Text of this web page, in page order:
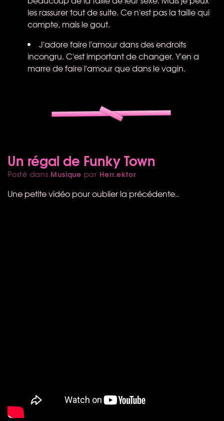
les rassurer tout de suite. Ce n'est pas la taille qui
compte, mais le gout.
J'adore faire l'amour dans des endroits
incongru. C'est important de changer. Y'en a
marre de faire l'amour que dans le vagin.
Un régal de Funky Town
Posté dans Musique par Herr.ektor
Une petite vidéo pour oublier la précédente..